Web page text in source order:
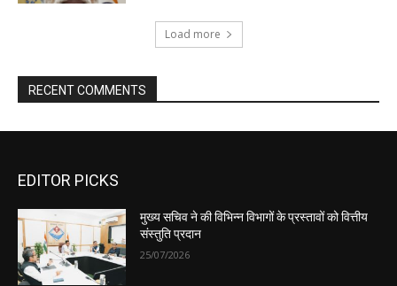
EDITOR PICKS
मुख्य सचिव ने की विभिन्न विभागों के प्रस्तावों को वित्तीय
संस्तुति प्रदान
25/07/2026